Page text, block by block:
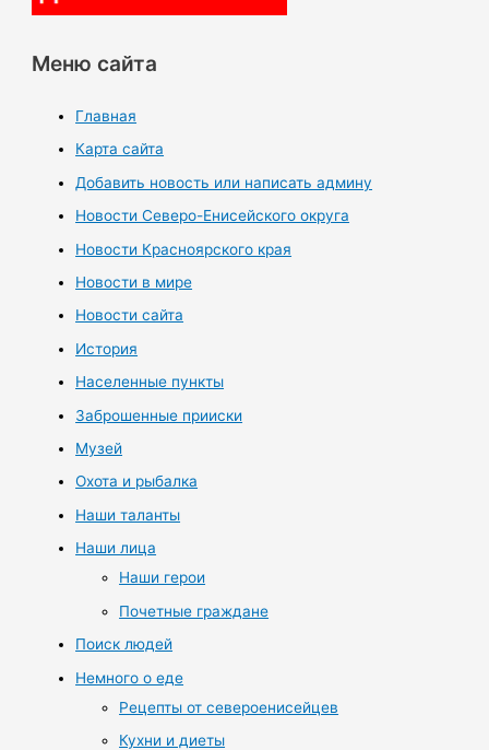
Меню сайта
Главная
Карта сайта
Добавить новость или написать админу
Новости Северо-Енисейского округа
Новости Красноярского края
Новости в мире
Новости сайта
История
Населенные пункты
Заброшенные прииски
Музей
Охота и рыбалка
Наши таланты
Наши лица
Наши герои
Почетные граждане
Поиск людей
Немного о еде
Рецепты от североенисейцев
Кухни и диеты